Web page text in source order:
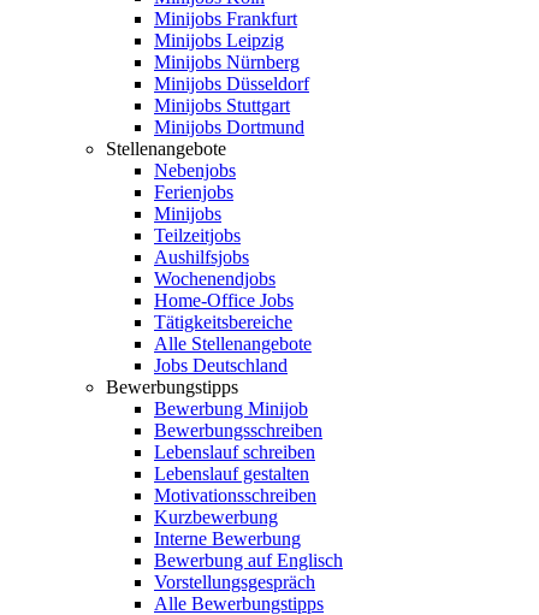
Minijobs Frankfurt
Minijobs Leipzig
Minijobs Nürnberg
Minijobs Düsseldorf
Minijobs Stuttgart
Minijobs Dortmund
Stellenangebote
Nebenjobs
Ferienjobs
Minijobs
Teilzeitjobs
Aushilfsjobs
Wochenendjobs
Home-Office Jobs
Tätigkeitsbereiche
Alle Stellenangebote
Jobs Deutschland
Bewerbungstipps
Bewerbung Minijob
Bewerbungsschreiben
Lebenslauf schreiben
Lebenslauf gestalten
Motivationsschreiben
Kurzbewerbung
Interne Bewerbung
Bewerbung auf Englisch
Vorstellungsgespräch
Alle Bewerbungstipps